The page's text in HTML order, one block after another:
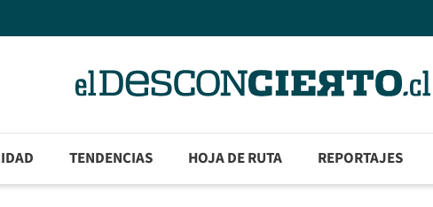
TENDENCIAS HOJA DE RUTA REPORTAJES